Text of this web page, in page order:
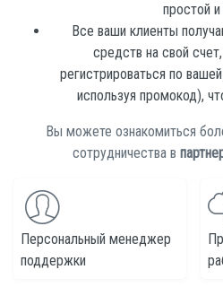
простой
Все ваши клиенты
средств на свой
регистрироваться по
используя промокод),
Вы можете ознакомиться
сотрудничества в
Персональный менеджер
поддержки